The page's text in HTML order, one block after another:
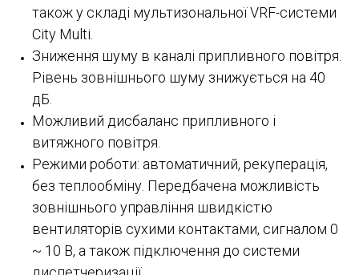
також у складі мультизональної VRF-системи
City Multi.
Зниження шуму в каналі припливного повітря.
Рівень зовнішнього шуму знижується на 40
дБ.
Можливий дисбаланс припливного і
витяжного повітря.
Режими роботи: автоматичний, рекуперація,
без теплообміну. Передбачена можливість
зовнішнього управління швидкістю
вентиляторів сухими контактами, сигналом 0
~ 10 В, а також підключення до системи